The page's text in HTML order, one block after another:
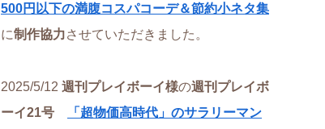
500円以下の満腹コスパコーデ＆節約小ネタ集
に制作協力させていただきました。
2025/5/12 週刊プレイボーイ様の週刊プレイボ
ーイ21号
「超物価高時代」のサラリーマン